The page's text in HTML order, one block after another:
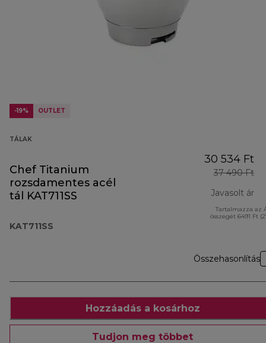
-19% OUTLET
TÁLAK
Chef Titanium
rozsdamentes acél
tál KAT711SS
KAT711SS
30 534 Ft
37 490 Ft
Javasolt ár
Tartalmazza az
összegét 6491 Ft
Összehasonlítás
Hozzáadás a kosárhoz
Tudjon meg többet